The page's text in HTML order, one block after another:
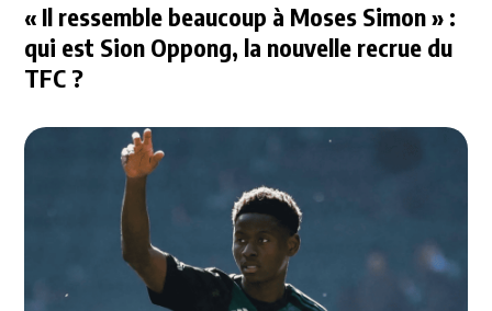
« Il ressemble beaucoup à Moses Simon » :
qui est Sion Oppong, la nouvelle recrue du
TFC ?